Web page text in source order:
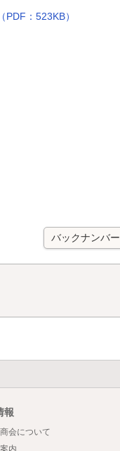
：523KB）
バックナンバー
報
会について
内